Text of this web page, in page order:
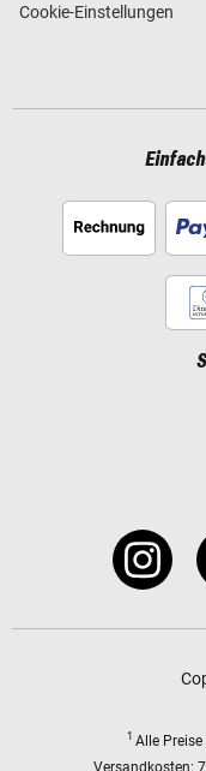
Cookie-Einstellungen
1 Alle Preise
Versandkosten: